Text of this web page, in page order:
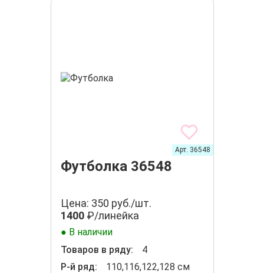
Футболка 36548
Арт. 36548
Цена: 350 руб./шт.
1400₽/линейка
● В наличии
Товаров в ряду:
4
Р-й ряд:
110,116,122,128 см